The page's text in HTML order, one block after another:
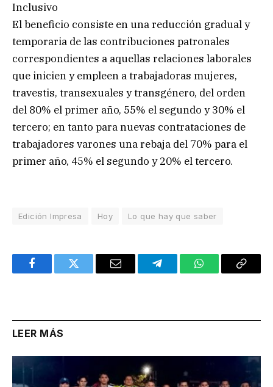
Inclusivo
El beneficio consiste en una reducción gradual y
temporaria de las contribuciones patronales
correspondientes a aquellas relaciones laborales
que inicien y empleen a trabajadoras mujeres,
travestis, transexuales y transgénero, del orden
del 80% el primer año, 55% el segundo y 30% el
tercero; en tanto para nuevas contrataciones de
trabajadores varones una rebaja del 70% para el
primer año, 45% el segundo y 20% el tercero.
Edición Impresa Hoy Lo que hay que saber
FacebookTwitter Email TelegramWhatsAppCopy
LEER MÁS